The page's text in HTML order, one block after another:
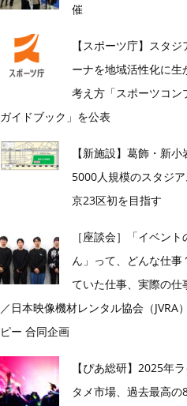
催
【スポーツ庁】スタジ
ーナを地域活性化に生
考え方「スポーツコン
ガイドブック」を公表
【新施設】葛飾・新
5000人規模のスタジ
京23区初を目指す
［座談会］「イベント
ん」って、どんな仕
ていた仕事、実際の仕
／日本映像機材レンタル協会（JVRA
ピー 合同企画
【ぴあ総研】2025年
タメ市場、過去最高